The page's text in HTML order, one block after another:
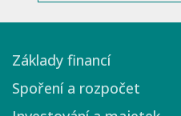
mohli začít.
Základy financí
Spoření a rozpočet